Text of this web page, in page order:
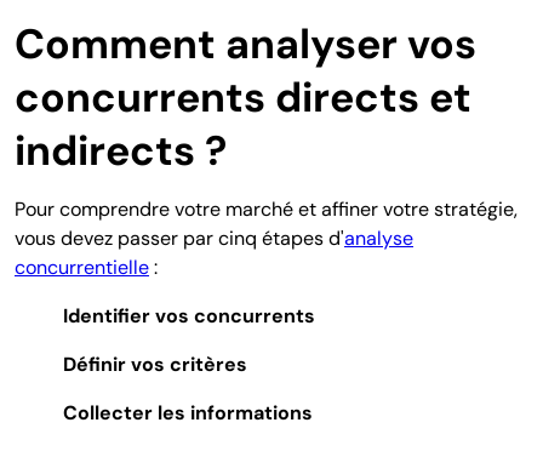
Comment analyser vos
concurrents directs et
indirects ?
Pour comprendre votre marché et affiner votre stratégie,
vous devez passer par cinq étapes d'analyse
concurrentielle:
Identifier vos concurrents
Définir vos critères
Collecter les informations